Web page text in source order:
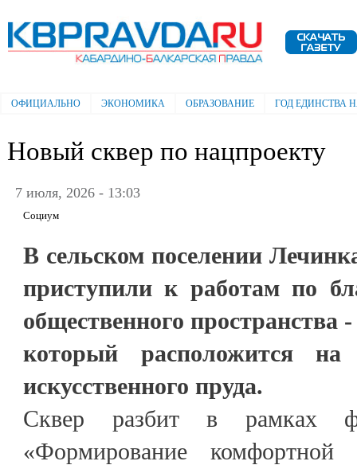
Электронная газета "Кабардино-
Балкарская правда"
Главное меню
ОФИЦИАЛЬНО ЭКОНОМИКА ОБРАЗОВАНИЕ ГОД ЕДИНСТВА
Новый сквер по нацпроекту
7 июля, 2026 - 13:03
Социум
В сельском поселении
приступили к работам по
общественного пространства
который расположится на
искусственного пруда.
Сквер разбит в рамках
«Формирование